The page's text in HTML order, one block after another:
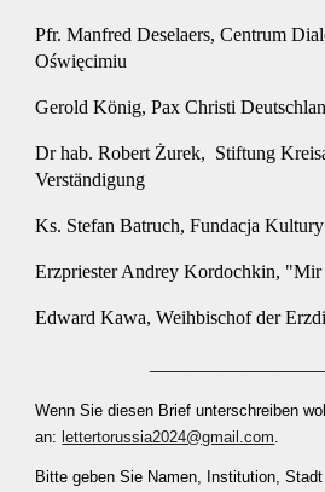
Pfr. Manfred Deselaers, Centrum
Oświęcimiu
Gerold König, Pax Christi
Dr hab. Robert Żurek, Stiftung
Verständigung
Ks. Stefan Batruch, Fundacja
Erzpriester Andrey Kordochkin,
Edward Kawa, Weihbischof der
Wenn Sie diesen Brief unterschreiben
an: lettertorussia2024@gmail.com.
Bitte geben Sie Namen, Institution,